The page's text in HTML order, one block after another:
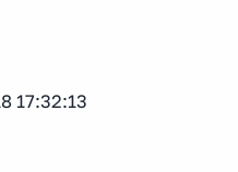
17:32:13